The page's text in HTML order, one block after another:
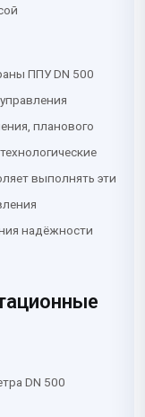
ППУ DN 500
планового
выполнять эти
надёжности
DN 500